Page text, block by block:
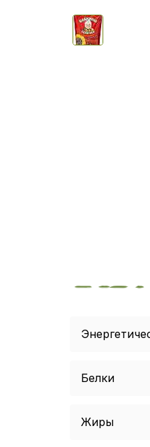
Белки
Жиры